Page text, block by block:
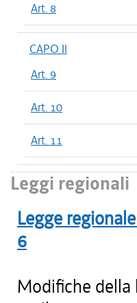
Art. 8
CAPO II
Art. 9
Art. 10
Art. 11
Leggi regionali
Legge regionale
6
Modifiche della